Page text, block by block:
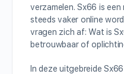
verzamelen. Sx66 is
steeds vaker online
vragen zich af: Wat is
betrouwbaar of
In deze uitgebreide